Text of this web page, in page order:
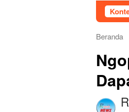
Beranda